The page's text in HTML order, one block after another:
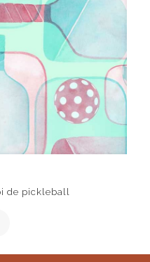
de pickleball